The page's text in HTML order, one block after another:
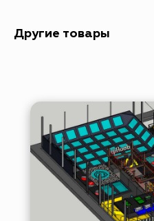
Другие товары